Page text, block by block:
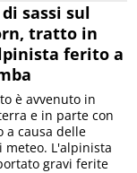
sassi sul
tratto in
ferito a
è avvenuto in
e in parte con
a causa delle
meteo. L'alpinista
gravi ferite